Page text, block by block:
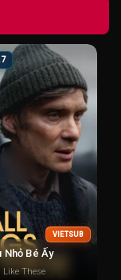
VIETSUB
Nhỏ Bé Ấy
These